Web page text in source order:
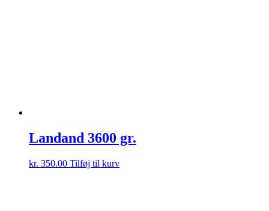
Landand 3600 gr.
kr. 350.00 Tilføj til kurv